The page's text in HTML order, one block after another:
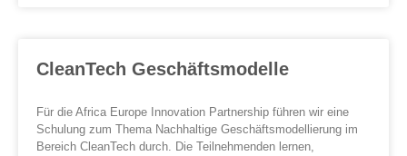
CleanTech Geschäftsmodelle
Für die Africa Europe Innovation Partnership führen wir eine
Schulung zum Thema Nachhaltige Geschäftsmodellierung im
Bereich CleanTech durch. Die Teilnehmenden lernen,